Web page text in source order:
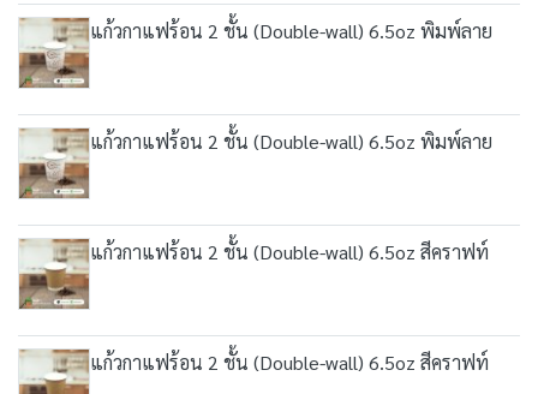
แก้วกาแฟร้อน 2 ชั้น (Double-wall) 6.5oz พิมพ์ลาย
แก้วกาแฟร้อน 2 ชั้น (Double-wall) 6.5oz พิมพ์ลาย
แก้วกาแฟร้อน 2 ชั้น (Double-wall) 6.5oz สีคราฟท์
แก้วกาแฟร้อน 2 ชั้น (Double-wall) 6.5oz สีคราฟท์